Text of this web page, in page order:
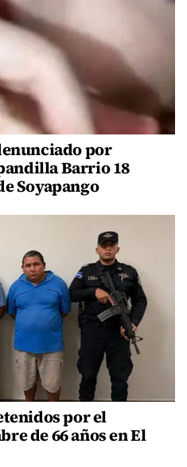
por
Barrio 18
Soyapango
por el
de 66 años en El